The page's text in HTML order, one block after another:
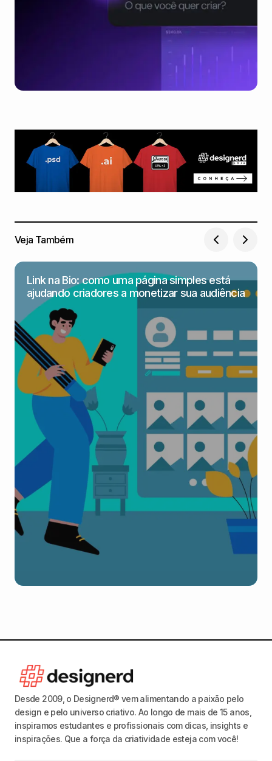
Veja Também
Link na Bio: como uma página simples está
ajudando criadores a monetizar sua audiência
Desde 2009, o Designerd® vem alimentando a paixão pelo
design e pelo universo criativo. Ao longo de mais de 15 anos,
inspiramos estudantes e profissionais com dicas, insights e
inspirações. Que a força da criatividade esteja com você!